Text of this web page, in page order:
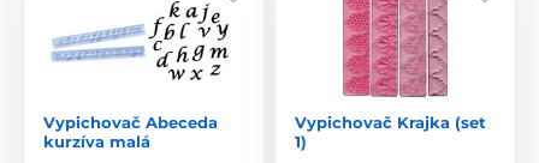
Vypichovač Abeceda
kurzíva malá
Vypichovač Krajka (set
1)